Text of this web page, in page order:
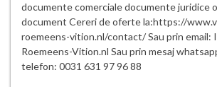
documente comerciale documente juridice
document Cereri de oferte la:https://
roemeens-vition.nl/contact/ Sau prin email:
Roemeens-Vition.nl Sau prin mesaj
telefon: 0031 631 97 96 88